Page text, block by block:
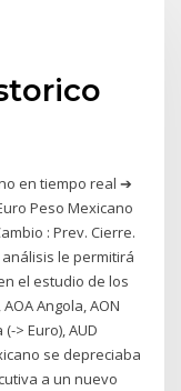
en tiempo real ➔
Peso Mexicano
: Prev. Cierre.
le permitirá
el estudio de los
Angola, AON
> Euro), AUD
se depreciaba
a un nuevo